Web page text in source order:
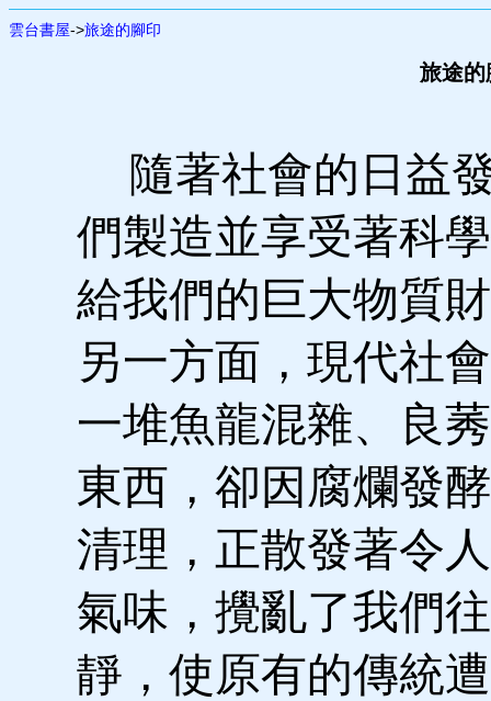
雲台書屋->旅途的腳印
旅途
隨著社會的日益
們製造並享受著科
給我們的巨大物質
另一方面，現代社
一堆魚龍混雜、良
東西，卻因腐爛發
清理，正散發著令
氣味，攪亂了我們
靜，使原有的傳統